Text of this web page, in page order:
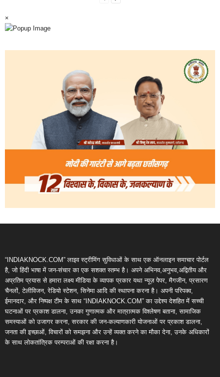
×
“INDIAKNOCK.COM” लाइव स्ट्रीमिंग सुविधाओं के साथ एक ऑनलाइन समाचार पोर्टल
है, जो हिंदी भाषा में जन-संचार का एक सशक्त स्तम्भ है। अपने अभिनव,अनुभव,अद्वितीय और
अप्रतिम प्रयास से हमारा लक्ष्य मीडिया के व्यापक प्रकार यथा न्यूज़ पेपर, मैगजीन, प्रसारण
चैनलों, टेलीविजन, रेडियो स्टेशन, सिनेमा आदि की स्थापना करना है। अपनी परिपक्व,
ईमानदार, और निष्पक्ष टीम के साथ “INDIAKNOCK.COM” का उद्देश्य देशहित में सच्ची
घटनाओं पर प्रकाश डालना, उनका गुणात्मक और मात्रात्मक विश्लेषण बताना, सामाजिक
समस्याओं को उजागर करना, सरकार की जन-कल्याणकारी योजनाओं पर प्रकाश डालना,
जनता की इच्छाओं, विचारों को समझना और उन्हें व्यक्त करने का मौका देना, उनके अधिकारों
के साथ लोकतांत्रिक परम्पराओं की रक्षा करना है।